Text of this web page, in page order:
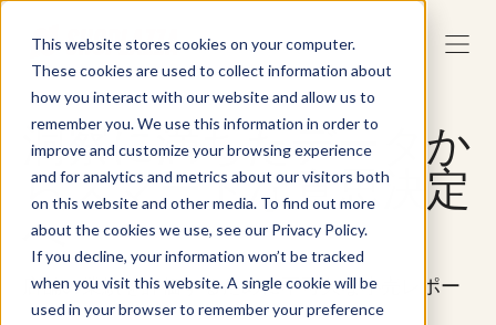
This website stores cookies on your computer.
These cookies are used to collect information about
how you interact with our website and allow us to
remember you. We use this information in order to
improve and customize your browsing experience
and for analytics and metrics about our visitors both
on this website and other media. To find out more
about the cookies we use, see our Privacy Policy.
If you decline, your information won’t be tracked
when you visit this website. A single cookie will be
used in your browser to remember your preference
洞察に満ちたデータか
らスマートな意思決定
へ
店舗の業績を評価するために不可欠な小売レポー
ト